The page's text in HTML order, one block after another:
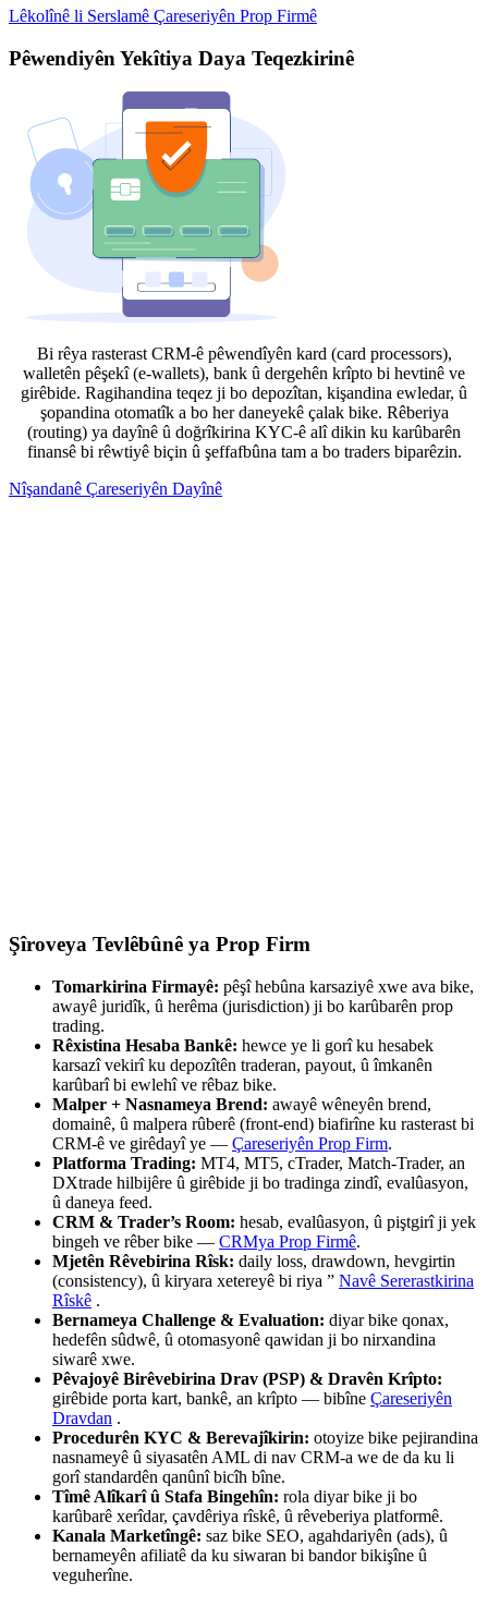
Lêkolînê li Serslamê Çareseriyên Prop Firmê
Pêwendiyên Yekîtiya Daya Teqezkirinê
Bi rêya rasterast CRM-ê pêwendîyên kard (card processors),
walletên pêşekî (e-wallets), bank û dergehên krîpto bi hevtinê ve
girêbide. Ragihandina teqez ji bo depozîtan, kişandina ewledar, û
şopandina otomatîk a bo her daneyekê çalak bike. Rêberiya
(routing) ya dayînê û doğrîkirina KYC-ê alî dikin ku karûbarên
finansê bi rêwtiyê biçin û şeffafbûna tam a bo traders biparêzin.
Nîşandanê Çareseriyên Dayînê
Şîroveya Tevlêbûnê ya Prop Firm
Tomarkirina Firmayê: pêşî hebûna karsaziyê xwe ava bike,
awayê juridîk, û herêma (jurisdiction) ji bo karûbarên prop
trading.
Rêxistina Hesaba Bankê: hewce ye li gorî ku hesabek
karsazî vekirî ku depozîtên traderan, payout, û îmkanên
karûbarî bi ewlehî ve rêbaz bike.
Malper + Nasnameya Brend: awayê wêneyên brend,
domainê, û malpera rûberê (front-end) biafirîne ku rasterast bi
CRM-ê ve girêdayî ye — Çareseriyên Prop Firm.
Platforma Trading: MT4, MT5, cTrader, Match-Trader, an
DXtrade hilbijêre û girêbide ji bo tradinga zindî, evalûasyon,
û daneya feed.
CRM & Trader’s Room: hesab, evalûasyon, û piştgirî ji yek
bingeh ve rêber bike — CRMya Prop Firmê.
Mjetên Rêvebirina Rîsk: daily loss, drawdown, hevgirtin
(consistency), û kiryara xetereyê bi riya ” Navê Sererastkirina
Rîskê .
Bernameya Challenge & Evaluation: diyar bike qonax,
hedefên sûdwê, û otomasyonê qawidan ji bo nirxandina
siwarê xwe.
Pêvajoyê Birêvebirina Drav (PSP) & Dravên Krîpto:
girêbide porta kart, bankê, an krîpto — bibîne Çareseriyên
Dravdan .
Procedurên KYC & Berevajîkirin: otoyize bike pejirandina
nasnameyê û siyasatên AML di nav CRM-a we de da ku li
gorî standardên qanûnî bicîh bîne.
Tîmê Alîkarî û Stafa Bingehîn: rola diyar bike ji bo
karûbarê xerîdar, çavdêriya rîskê, û rêveberiya platformê.
Kanala Marketîngê: saz bike SEO, agahdariyên (ads), û
bernameyên afiliatê da ku siwaran bi bandor bikişîne û
veguherîne.